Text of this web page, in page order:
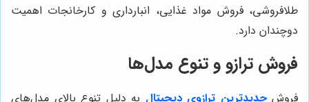
طلافروشی، فروش مواد غذایی، انبارداری و کارخانجات اهمیت
دوچندان دارد.
فروش ترازو و تنوع مدل‌ها
فروش جدیدترین ترازوی دیجیتال به دلیل تنوع بالای مدل‌های